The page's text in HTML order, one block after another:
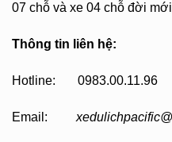
07 chỗ và xe 04 chỗ đời
Thông tin liên hệ:
Hotline: 0983.00.11.96
Email: